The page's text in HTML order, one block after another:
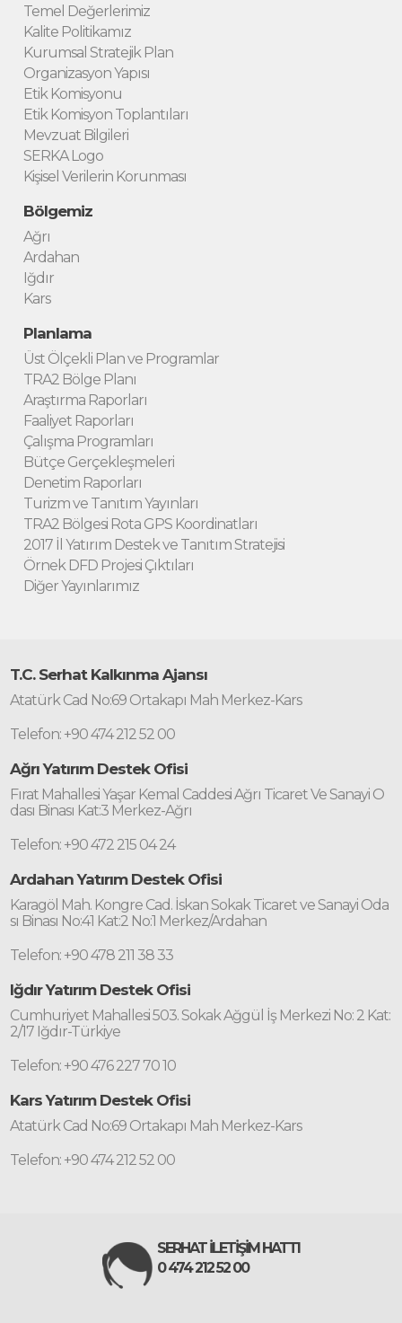
Temel Değerlerimiz
Kalite Politikamız
Kurumsal Stratejik Plan
Organizasyon Yapısı
Etik Komisyonu
Etik Komisyon Toplantıları
Mevzuat Bilgileri
SERKA Logo
Kişisel Verilerin Korunması
Bölgemiz
Ağrı
Ardahan
Iğdır
Kars
Planlama
Üst Ölçekli Plan ve Programlar
TRA2 Bölge Planı
Araştırma Raporları
Faaliyet Raporları
Çalışma Programları
Bütçe Gerçekleşmeleri
Denetim Raporları
Turizm ve Tanıtım Yayınları
TRA2 Bölgesi Rota GPS Koordinatları
2017 İl Yatırım Destek ve Tanıtım Stratejisi
Örnek DFD Projesi Çıktıları
Diğer Yayınlarımız
T.C. Serhat Kalkınma Ajansı
Atatürk Cad No:69 Ortakapı Mah Merkez-Kars
Telefon: +90 474 212 52 00
Ağrı Yatırım Destek Ofisi
Fırat Mahallesi Yaşar Kemal Caddesi Ağrı Ticaret Ve Sanayi O
dası Binası Kat:3 Merkez-Ağrı
Telefon: +90 472 215 04 24
Ardahan Yatırım Destek Ofisi
Karagöl Mah. Kongre Cad. İskan Sokak Ticaret ve Sanayi Oda
sı Binası No:41 Kat:2 No:1 Merkez/Ardahan
Telefon: +90 478 211 38 33
Iğdır Yatırım Destek Ofisi
Cumhuriyet Mahallesi 503. Sokak Ağgül İş Merkezi No: 2 Kat:
2/17 Iğdır-Türkiye
Telefon: +90 476 227 70 10
Kars Yatırım Destek Ofisi
Atatürk Cad No:69 Ortakapı Mah Merkez-Kars
Telefon: +90 474 212 52 00
SERHAT İLETİŞİM HATTI
0 474 212 52 00